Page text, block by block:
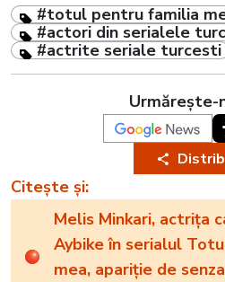
#totul pentru familia
#actori din serialele
#actrite seriale turcesti
Urmărește-
Citește și:
Melis Minkari, actrița
Aybike în serialul
mea, apariție de